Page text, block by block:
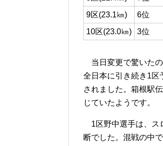
9区(23.1㎞)
6位
10区(23.0㎞)
3位
当日変更で驚いたの
全日本に引き続き1区
されました。箱根駅
じていたようです。
1区野中選手は、ス
断でした。混戦の中